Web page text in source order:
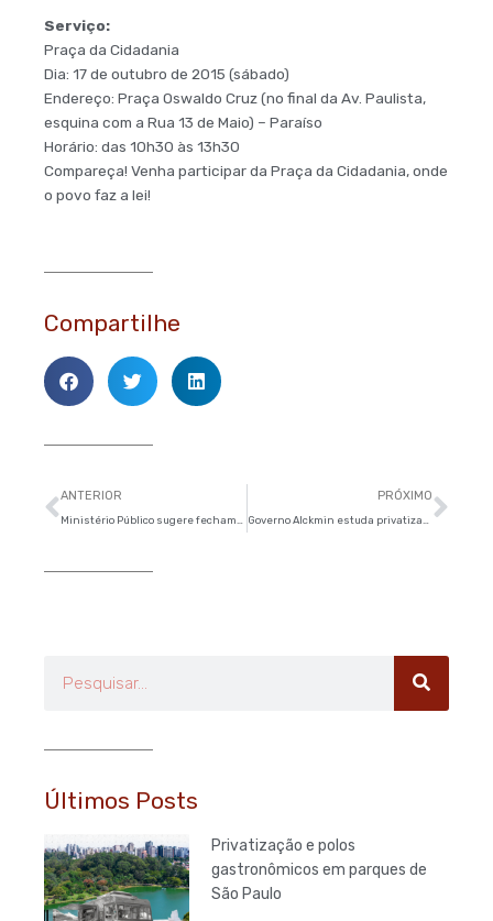
Serviço:
Praça da Cidadania
Dia: 17 de outubro de 2015 (sábado)
Endereço: Praça Oswaldo Cruz (no final da Av. Paulista,
esquina com a Rua 13 de Maio) – Paraíso
Horário: das 10h30 às 13h30
Compareça! Venha participar da Praça da Cidadania, onde
o povo faz a lei!
Compartilhe
Anterior
ANTERIOR PRÓXIMO
Últimos Posts
Privatização e polos
gastronômicos em parques de
São Paulo